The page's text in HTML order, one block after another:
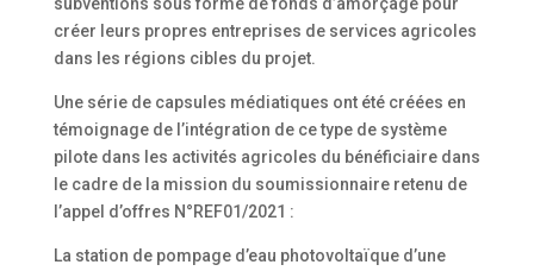
créer leurs propres entreprises de services agricoles
dans les régions cibles du projet.
Une série de capsules médiatiques ont été créées en
témoignage de l’intégration de ce type de système
pilote dans les activités agricoles du bénéficiaire dans
le cadre de la mission du soumissionnaire retenu de
l’appel d’offres N°REF01/2021 :
La station de pompage d’eau photovoltaïque d’une